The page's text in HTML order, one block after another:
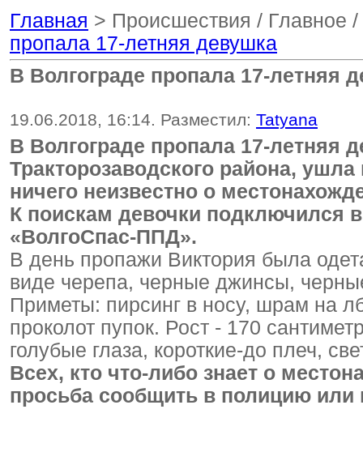
Главная > Происшествия / Главное
пропала 17-летняя девушка
В Волгограде пропала 17-летняя
19.06.2018, 16:14. Разместил: Tatyana
В Волгограде пропала 17-летняя
Тракторозаводского района,
ничего неизвестно о
К поискам девочки подключился
«ВолгоСпас-ППД».
В день пропажи Виктория была
виде черепа, черные джинсы,
Приметы: пирсинг в носу, шрам на
проколот пупок. Рост - 170
голубые глаза, короткие-до плеч,
Всех, кто что-либо знает о
просьба сообщить в полицию или